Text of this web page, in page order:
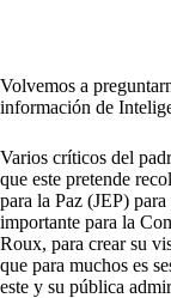
Volvemos a
información de
Varios críticos del
que este pretende
para la Paz (JEP)
importante para la
Roux, para crear su
que para muchos es
este y su pública